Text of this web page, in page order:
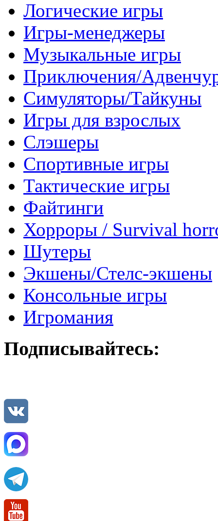
Логические игры
Игры-менеджеры
Музыкальные игры
Приключения/
Симуляторы/Тайкуны
Игры для взрослых
Слэшеры
Спортивные игры
Тактические игры
Файтинги
Хорроры / Survival
Шутеры
Экшены/Стелс-экшены
Консольные игры
Игромания
Подписывайтесь: